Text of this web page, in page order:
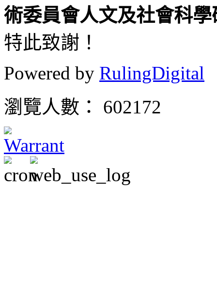
術委員會人文及社會科
特此致謝！
Powered by RulingDigital
瀏覽人數： 602172